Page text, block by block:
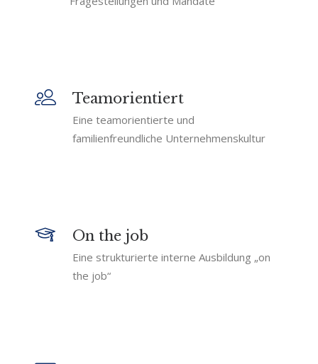
Teamorientiert
Eine teamorientierte und
familienfreundliche Unternehmenskultur
On the job
Eine strukturierte interne Ausbildung „on
the job“